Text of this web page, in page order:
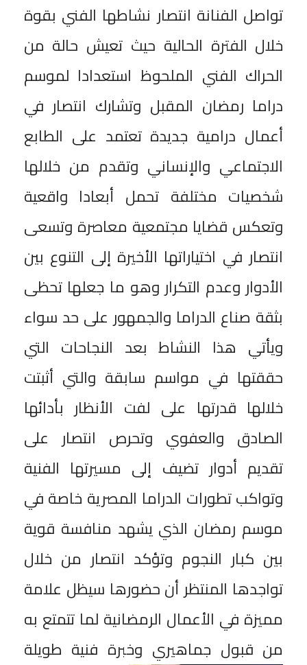
تواصل الفنانة انتصار نشاطها الفني بقوة
خلال الفترة الحالية حيث تعيش حالة من
الحراك الفني الملحوظ استعدادا لموسم
دراما رمضان المقبل وتشارك انتصار في
أعمال درامية جديدة تعتمد على الطابع
الاجتماعي والإنساني وتقدم من خلالها
شخصيات مختلفة تحمل أبعادا واقعية
وتعكس قضايا مجتمعية معاصرة وتسعى
انتصار في اختياراتها الأخيرة إلى التنوع بين
الأدوار وعدم التكرار وهو ما جعلها تحظى
بثقة صناع الدراما والجمهور على حد سواء
ويأتي هذا النشاط بعد النجاحات التي
حققتها في مواسم سابقة والتي أثبتت
خلالها قدرتها على لفت الأنظار بأدائها
الصادق والعفوي وتحرص انتصار على
تقديم أدوار تضيف إلى مسيرتها الفنية
وتواكب تطورات الدراما المصرية خاصة في
موسم رمضان الذي يشهد منافسة قوية
بين كبار النجوم وتؤكد انتصار من خلال
تواجدها المنتظر أن حضورها سيظل علامة
مميزة في الأعمال الرمضانية لما تتمتع به
من قبول جماهيري وخبرة فنية طويلة